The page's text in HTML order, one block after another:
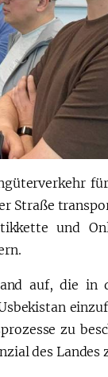
Straße
und
auf, die in
zu
des Landes